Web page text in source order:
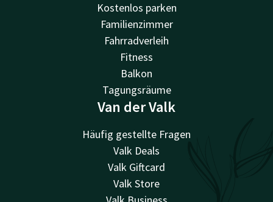
Kostenlos parken
Familienzimmer
Fahrradverleih
Fitness
Balkon
Tagungsräume
Van der Valk
Häufig gestellte Fragen
Valk Deals
Valk Giftcard
Valk Store